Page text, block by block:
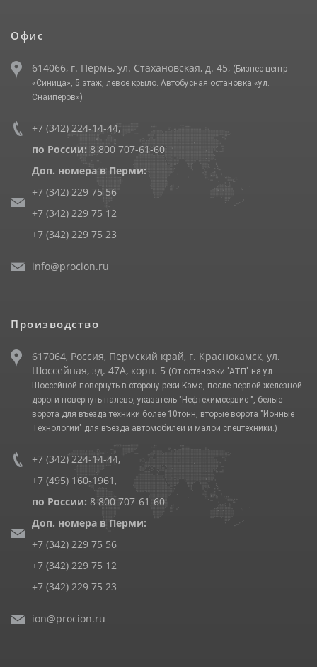
Офис
614066, г. Пермь, ул. Стахановская, д. 45, (Бизнес-центр
«Синица», 5 этаж, левое крыло. Автобусная остановка «ул.
Снайперов»)
+7 (342) 224-14-44,
по России: 8 800 707-61-60
Доп. номера в Перми:
+7 (342) 229 75 56
+7 (342) 229 75 12
+7 (342) 229 75 23
info@procion.ru
Производство
617064, Россия, Пермский край, г. Краснокамск, ул.
Шоссейная, зд. 47А, корп. 5 (От остановки "АТП" на ул.
Шоссейной повернуть в сторону реки Кама, после первой железной
дороги повернуть налево, указатель "Нефтехимсервис ", белые
ворота для въезда техники более 10тонн, вторые ворота "Ионные
Технологии" для въезда автомобилей и малой спецтехники.)
+7 (342) 224-14-44,
+7 (495) 160-1961 ,
по России: 8 800 707-61-60
Доп. номера в Перми:
+7 (342) 229 75 56
+7 (342) 229 75 12
+7 (342) 229 75 23
ion@procion.ru